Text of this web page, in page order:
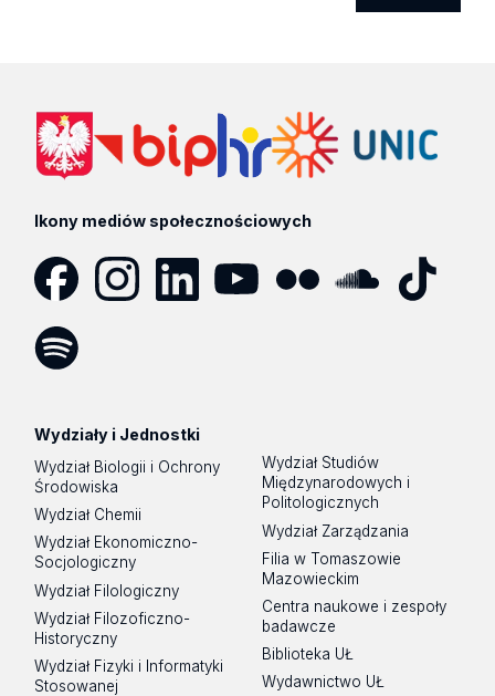
Ikony mediów społecznościowych
Wydziały i Jednostki
Wydział Biologii i Ochrony
Środowiska
Wydział Chemii
Wydział Ekonomiczno-
Socjologiczny
Wydział Filologiczny
Wydział Filozoficzno-
Historyczny
Wydział Fizyki i Informatyki
Stosowanej
Wydział Studiów
Międzynarodowych i
Politologicznych
Wydział Zarządzania
Filia w Tomaszowie
Mazowieckim
Centra naukowe i zespoły
badawcze
Biblioteka UŁ
Wydawnictwo UŁ